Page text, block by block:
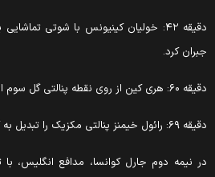
دقیقه ۴۲: خولیان کینیونس با شوتی
کرد.
کین از روی نقطه پنالتی گل سوم انگلیس را به ثمر رساند.
خیمنز پنالتی مکزیک را تبدیل به گل کرد تا نتیجه ۳ بر ۲ شود.
نیمه دوم جارل کوانسا، مدافع انگلیس، با